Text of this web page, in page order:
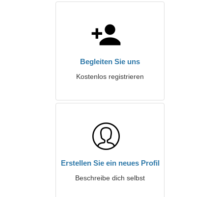
Begleiten Sie uns
Kostenlos registrieren
Erstellen Sie ein neues Profil
Beschreibe dich selbst